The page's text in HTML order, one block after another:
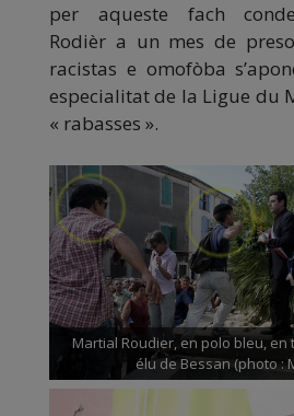
per aqueste fach
Rodièr a un mes de
racistas e omofòba
especialitat de la Ligue du
« rabasses ».
Martial Roudier, en polo bleu,
élu de Bessan (photo :